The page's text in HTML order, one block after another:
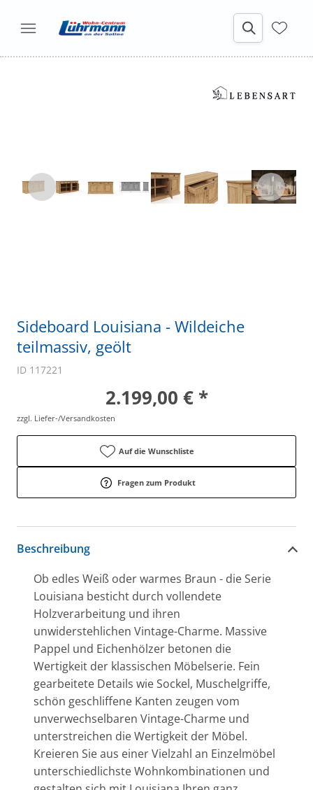
Sideboard Louisiana - Wildeiche
teilmassiv, geölt
ID 117221
2.199,00 € *
zzgl. Liefer-/Versandkosten
Auf die Wunschliste
Fragen zum Produkt
Beschreibung
Ob edles Weiß oder warmes Braun - die Serie
Louisiana besticht durch vollendete
Holzverarbeitung und ihren
unwiderstehlichen Vintage-Charme. Massive
Pappel und Eichenhölzer betonen die
Wertigkeit der klassischen Möbelserie. Fein
gearbeitete Details wie Sockel, Muschelgriffe,
schön geschliffene Kanten zeugen vom
unverwechselbaren Vintage-Charme und
unterstreichen die Wertigkeit der Möbel.
Kreieren Sie aus einer Vielzahl an Einzelmöbel
unterschiedlichste Wohnkombinationen und